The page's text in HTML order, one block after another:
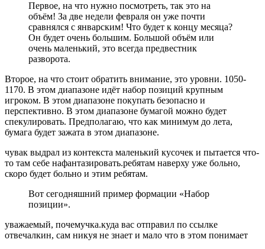
Первое, на что нужно посмотреть, так это на
объём! За две недели февраля он уже почти
сравнялся с январским! Что будет к концу месяца?
Он будет очень большим. Большой объём или
очень маленький, это всегда предвестник
разворота.
Второе, на что стоит обратить внимание, это уровни. 1050-
1170. В этом диапазоне идёт набор позиций крупным
игроком. В этом диапазоне покупать безопасно и
перспективно. В этом диапазоне бумагой можно будет
спекулировать. Предполагаю, что как минимум до лета,
бумага будет зажата в этом диапазоне.
чувак выдрал из контекста маленький кусочек и пытается что-
то там себе нафантазировать.ребятам наверху уже больно,
скоро будет больно и этим ребятам.
Вот сегодняшний пример формации «Набор
позиции».
уважаемый, почемучка.куда вас отправил по ссылке
отвечалкин, сам никуя не знает и мало что в этом понимает